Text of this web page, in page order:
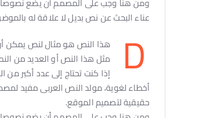
ومن هنا وجب على المصمم أن يضع نصوصا
عناء البحث عن نص بديل لا علاقة له
D
هذا النص هو مثال لنص يمكن
مثل هذا النص أو العديد من
إذا كنت تحتاج إلى عدد أكبر
أخطاء لغوية، مولد النص العربى مفيد
حقيقية لتصميم الموقع.